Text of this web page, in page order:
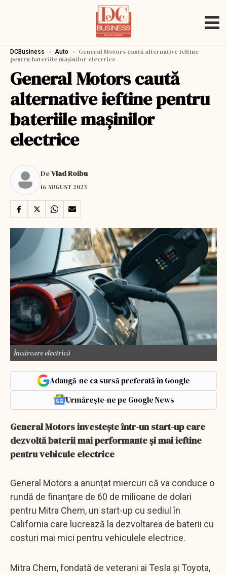
DCBusiness › Auto › General Motors caută alternative ieftine
pentru bateriile mașinilor electrice
General Motors caută
alternative ieftine pentru
bateriile mașinilor
electrice
DeVlad Roibu
16 AUGUST 2023
Încărcare electrică
Adaugă-ne ca sursă preferată în Google
Urmărește-ne pe Google News
General Motors investește într-un start-up care
dezvoltă baterii mai performante și mai ieftine
pentru vehicule electrice
General Motors a anunțat miercuri că va conduce o
rundă de finanțare de 60 de milioane de dolari
pentru Mitra Chem, un start-up cu sediul în
California care lucrează la dezvoltarea de baterii cu
costuri mai mici pentru vehiculele electrice.
Mitra Chem, fondată de veterani ai Tesla și Toyota,